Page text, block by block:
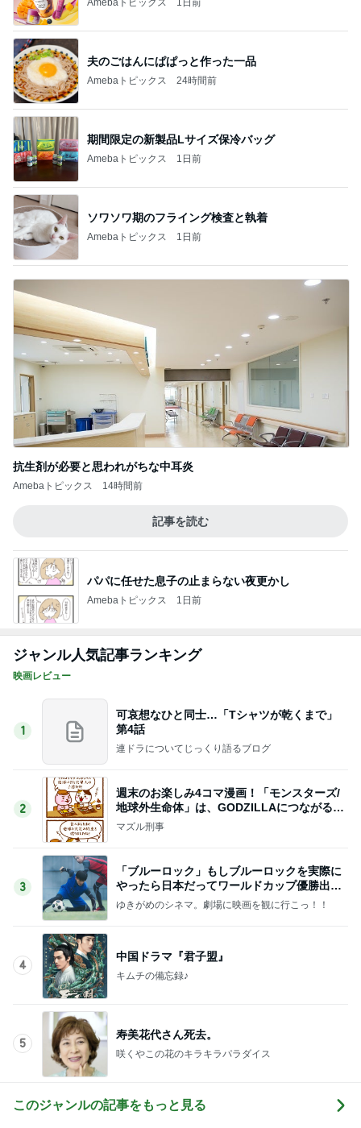
夫のごはんにぱぱっと作った一品
Amebaトピックス 24時間前
期間限定の新製品Lサイズ保冷バッグ
Amebaトピックス 1日前
ソワソワ期のフライング検査と執着
Amebaトピックス 1日前
抗生剤が必要と思われがちな中耳炎
Amebaトピックス 14時間前
記事を読む
パパに任せた息子の止まらない夜更かし
Amebaトピックス 1日前
ジャンル人気記事ランキング
映画レビュー
1
可哀想なひと同士…「Tシャツが乾くまで」
第4話
連ドラについてじっくり語るブログ
2
週末のお楽しみ4コマ漫画！「モンスターズ/
地球外生命体」は、GODZILLAにつながる出
世作！
マズル刑事
3
「ブルーロック」もしブルーロックを実際に
やったら日本だってワールドカップ優勝出来
るかもしれません
ゆきがめのシネマ。劇場に映画を観に行こっ！！
4
中国ドラマ『君子盟』
キムチの備忘録♪
5
寿美花代さん死去。
咲くやこの花のキラキラパラダイス
このジャンルの記事をもっと見る